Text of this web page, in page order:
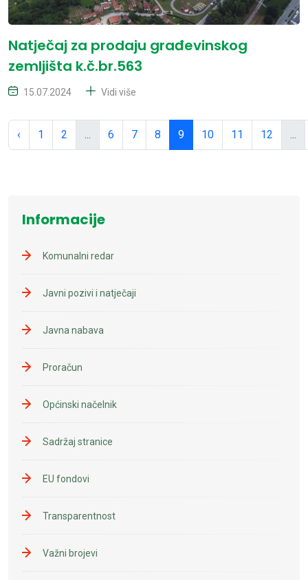
Natječaj za prodaju građevinskog
zemljišta k.č.br.563
15.07.2024 Vidi više
‹ 1 2 ... 6 7 8 9 10 11 12 ...
Informacije
Komunalni redar
Javni pozivi i natječaji
Javna nabava
Proračun
Općinski načelnik
Sadržaj stranice
EU fondovi
Transparentnost
Važni brojevi